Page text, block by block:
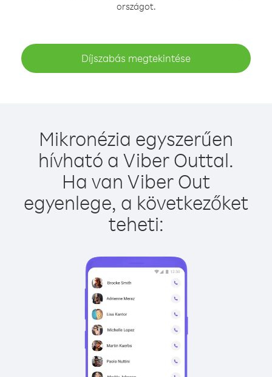
országot.
Díjszabás megtekintése
Mikronézia egyszerűen
hívható a Viber Outtal.
Ha van Viber Out
egyenlege, a következőket
teheti: